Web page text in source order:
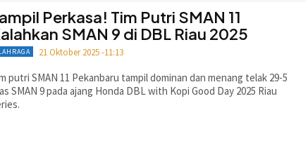
Perkasa! Tim Putri SMAN 11
SMAN 9 di DBL Riau 2025
21 Oktober 2025 -11:13
putri SMAN 11 Pekanbaru tampil dominan dan menang telak 29-5
SMAN 9 pada ajang Honda DBL with Kopi Good Day 2025 Riau